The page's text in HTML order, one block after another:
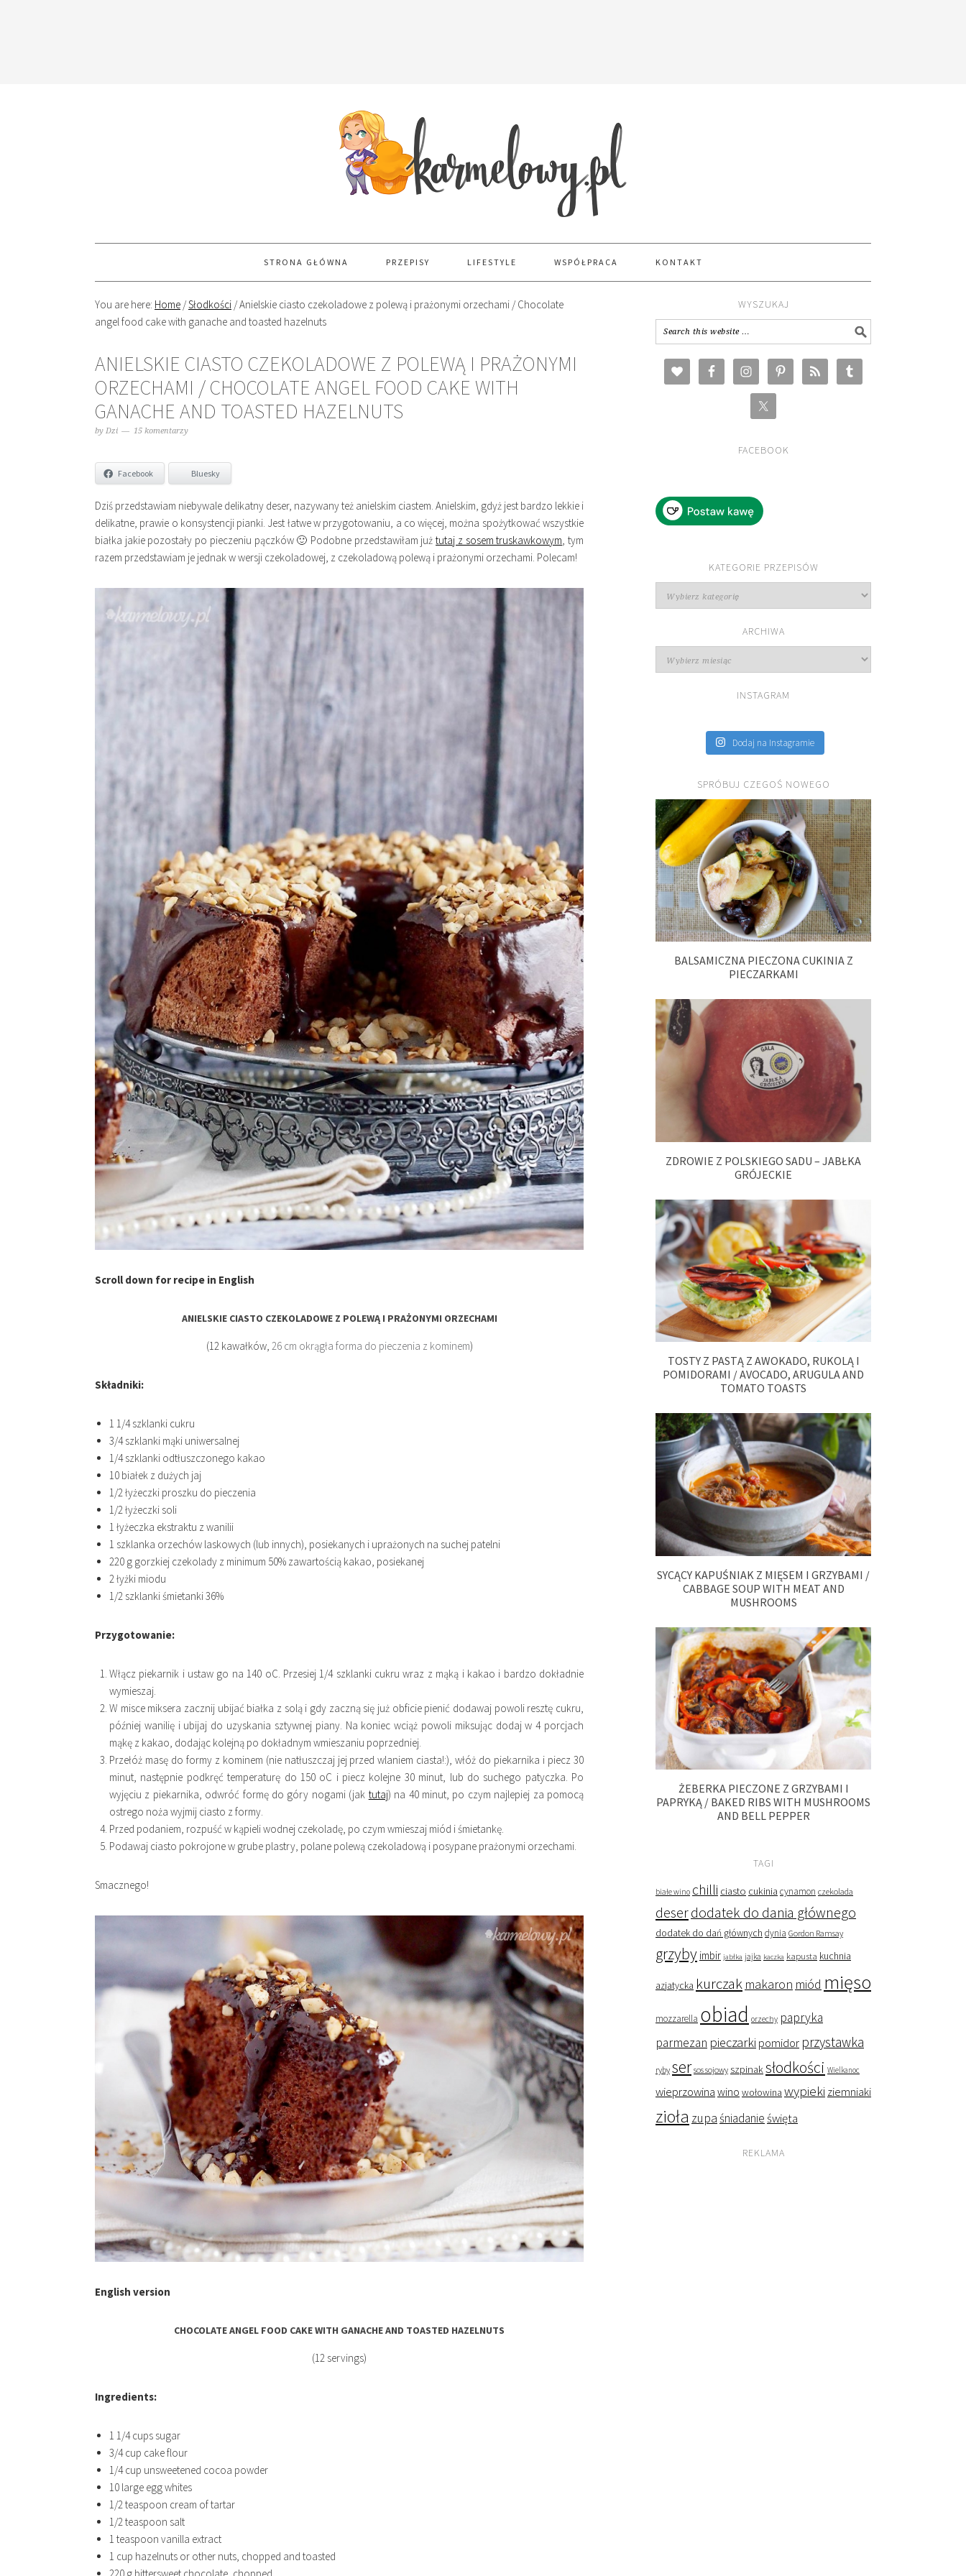
STRONA GŁÓWNA PRZEPISY LIFESTYLE WSPÓŁPRACA KONTAKT
You are here: Home /Słodkości /Anielskie ciasto czekoladowe z polewą i prażonymi orzechami / Chocolate
angel food cake with ganache and toasted hazelnuts
ANIELSKIE CIASTO CZEKOLADOWE Z POLEWĄ I PRAŻONYMI
ORZECHAMI / CHOCOLATE ANGEL FOOD CAKE WITH
GANACHE AND TOASTED HAZELNUTS
by Dzi 15 komentarzy
Facebook Bluesky
Dziś przedstawiam niebywale delikatny deser, nazywany też anielskim ciastem. Anielskim, gdyż jest bardzo lekkie i
delikatne, prawie o konsystencji pianki. Jest łatwe w przygotowaniu, a co więcej, można spożytkować wszystkie
białka jakie pozostały po pieczeniu pączków 🙂 Podobne przedstawiłam jużtutaj z sosem truskawkowym, tym
razem przedstawiam je jednak w wersji czekoladowej, z czekoladową polewą i prażonymi orzechami. Polecam!
Scroll down for recipe in English
ANIELSKIE CIASTO CZEKOLADOWE Z POLEWĄ I PRAŻONYMI ORZECHAMI
(12 kawałków, 26 cm okrągła forma do pieczenia z kominem)
Składniki:
1 1/4 szklanki cukru
3/4 szklanki mąki uniwersalnej
1/4 szklanki odtłuszczonego kakao
10 białek z dużych jaj
1/2 łyżeczki proszku do pieczenia
1/2 łyżeczki soli
1 łyżeczka ekstraktu z wanilii
1 szklanka orzechów laskowych (lub innych), posiekanych i uprażonych na suchej patelni
220 g gorzkiej czekolady z minimum 50% zawartością kakao, posiekanej
2 łyżki miodu
1/2 szklanki śmietanki 36%
Przygotowanie:
Włącz piekarnik i ustaw go na 140 oC. Przesiej 1/4 szklanki cukru wraz z mąką i kakao i bardzo dokładnie
wymieszaj.
W misce miksera zacznij ubijać białka z solą i gdy zaczną się już obficie pienić dodawaj powoli resztę cukru,
później wanilię i ubijaj do uzyskania sztywnej piany. Na koniec wciąż powoli miksując dodaj w 4 porcjach
mąkę z kakao, dodając kolejną po dokładnym wmieszaniu poprzedniej.
Przełóż masę do formy z kominem (nie natłuszczaj jej przed wlaniem ciasta!:), włóż do piekarnika i piecz 30
minut, następnie podkręć temperaturę do 150 oC i piecz kolejne 30 minut, lub do suchego patyczka. Po
wyjęciu z piekarnika, odwróć formę do góry nogami (jak tutaj) na 40 minut, po czym najlepiej za pomocą
ostrego noża wyjmij ciasto z formy.
Przed podaniem, rozpuść w kąpieli wodnej czekoladę, po czym wmieszaj miód i śmietankę.
Podawaj ciasto pokrojone w grube plastry, polane polewą czekoladową i posypane prażonymi orzechami.
Smacznego!
English version
CHOCOLATE ANGEL FOOD CAKE WITH GANACHE AND TOASTED HAZELNUTS
(12 servings)
Ingredients:
1 1/4 cups sugar
3/4 cup cake flour
1/4 cup unsweetened cocoa powder
10 large egg whites
1/2 teaspoon cream of tartar
1/2 teaspoon salt
1 teaspoon vanilla extract
1 cup hazelnuts or other nuts, chopped and toasted
220 g bittersweet chocolate, chopped
WYSZUKAJ
FACEBOOK
KATEGORIE PRZEPISÓW
przepisów
ARCHIWA
INSTAGRAM
Dodaj na Instagramie
SPRÓBUJ CZEGOŚ NOWEGO
BALSAMICZNA PIECZONA CUKINIA Z
PIECZARKAMI
ZDROWIE Z POLSKIEGO SADU – JABŁKA
GRÓJECKIE
TOSTY Z PASTĄ Z AWOKADO, RUKOLĄ I
POMIDORAMI / AVOCADO, ARUGULA AND
TOMATO TOASTS
SYCĄCY KAPUŚNIAK Z MIĘSEM I GRZYBAMI /
CABBAGE SOUP WITH MEAT AND
MUSHROOMS
ŻEBERKA PIECZONE Z GRZYBAMI I
PAPRYKĄ / BAKED RIBS WITH MUSHROOMS
AND BELL PEPPER
TAGI
białe wino chilli ciasto cukinia cynamon czekolada
deserdodatek do dania głównego
dodatek do dań głównych dynia Gordon Ramsay
grzyby imbir jabłka jajka kaczka kapusta kuchnia
azjatycka kurczak makaron miód mięso
mozzarella obiad orzechy papryka
parmezan pieczarki pomidor przystawka
ryby ser sos sojowy szpinaksłodkości Wielkanoc
wieprzowina wino wołowina wypieki ziemniaki
zioła zupaśniadanieświęta
REKLAMA